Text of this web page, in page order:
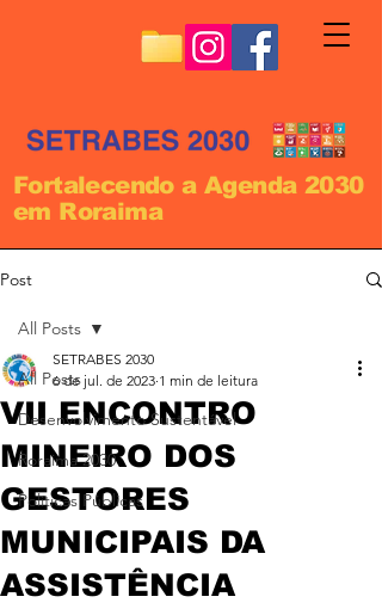
Fortalecendo a Agenda 2030
em Roraima
Post
All Posts
Desenvolvimento Sustentável
Roraima 2030
Políticas Públicas
All Posts
VII ENCONTRO
MINEIRO DOS
GESTORES
MUNICIPAIS DA
ASSISTÊNCIA
SETRABES 2030
6 de jul. de 2023 1 min de leitura